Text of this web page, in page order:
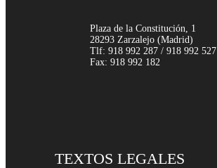
Plaza de la Constitución, 1
28293 Zarzalejo (Madrid)
Tlf: 918 992 287 / 918 992 527
Fax: 918 992 182
TEXTOS LEGALES